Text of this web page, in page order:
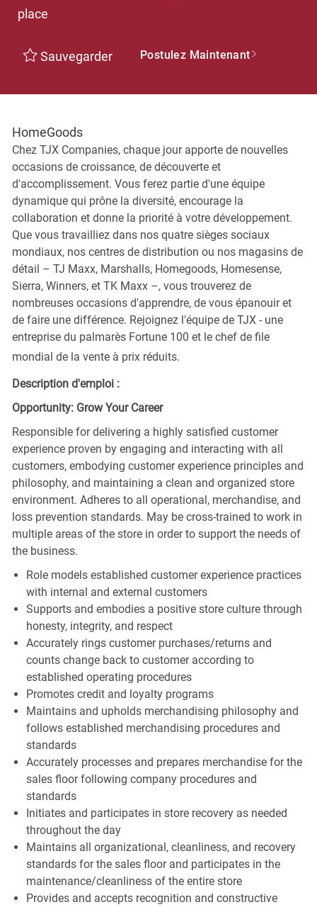
place
Sauvegarder Postulez Maintenant
HomeGoods
Chez TJX Companies, chaque jour apporte de nouvelles
occasions de croissance, de découverte et
d'accomplissement. Vous ferez partie d'une équipe
dynamique qui prône la diversité, encourage la
collaboration et donne la priorité à votre développement.
Que vous travailliez dans nos quatre sièges sociaux
mondiaux, nos centres de distribution ou nos magasins de
détail – TJ Maxx, Marshalls, Homegoods, Homesense,
Sierra, Winners, et TK Maxx –, vous trouverez de
nombreuses occasions d'apprendre, de vous épanouir et
de faire une différence. Rejoignez l'équipe de TJX - une
entreprise du palmarès Fortune 100 et le chef de file
mondial de la vente à prix réduits.
Description d'emploi :
Opportunity: Grow Your Career
Responsible for delivering a highly satisfied customer
experience proven by engaging and interacting with all
customers, embodying customer experience principles and
philosophy, and maintaining a clean and organized store
environment. Adheres to all operational, merchandise, and
loss prevention standards. May be cross-trained to work in
multiple areas of the store in order to support the needs of
the business.
Role models established customer experience practices
with internal and external customers
Supports and embodies a positive store culture through
honesty, integrity, and respect
Accurately rings customer purchases/returns and
counts change back to customer according to
established operating procedures
Promotes credit and loyalty programs
Maintains and upholds merchandising philosophy and
follows established merchandising procedures and
standards
Accurately processes and prepares merchandise for the
sales floor following company procedures and
standards
Initiates and participates in store recovery as needed
throughout the day
Maintains all organizational, cleanliness, and recovery
standards for the sales floor and participates in the
maintenance/cleanliness of the entire store
Provides and accepts recognition and constructive